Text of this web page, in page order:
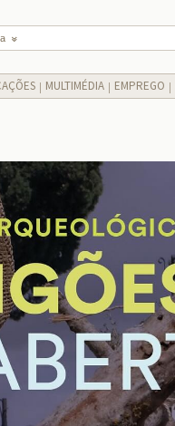
MULTIMÉDIA EMPREGO